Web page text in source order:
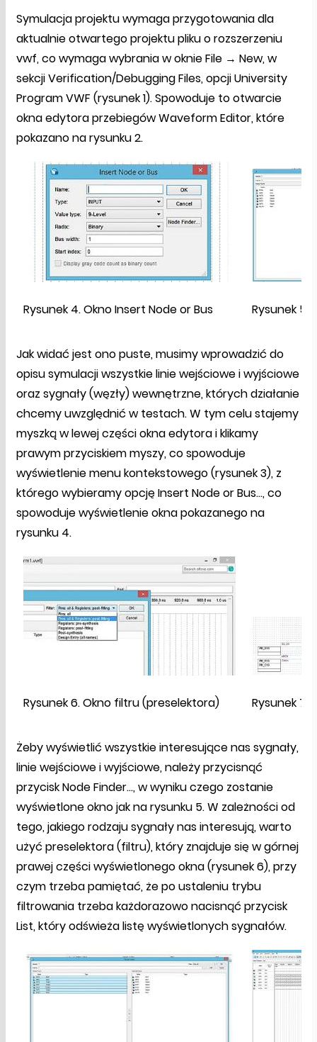
Symulacja projektu wymaga przygotowania dla
aktualnie otwartego projektu pliku o rozszerzeniu
vwf, co wymaga wybrania w oknie File → New, w
sekcji Verification/Debugging Files, opcji University
Program VWF (rysunek 1). Spowoduje to otwarcie
okna edytora przebiegów Waveform Editor, które
pokazano na rysunku 2.
Rysunek 4. Okno Insert Node or Bus Rysunek 5.
Jak widać jest ono puste, musimy wprowadzić do
opisu symulacji wszystkie linie wejściowe i wyjściowe
oraz sygnały (węzły) wewnętrzne, których działanie
chcemy uwzględnić w testach. W tym celu stajemy
myszką w lewej części okna edytora i klikamy
prawym przyciskiem myszy, co spowoduje
wyświetlenie menu kontekstowego (rysunek 3), z
którego wybieramy opcję Insert Node or Bus..., co
spowoduje wyświetlenie okna pokazanego na
rysunku 4.
Rysunek 6. Okno filtru (preselektora) Rysunek 7.
Żeby wyświetlić wszystkie interesujące nas sygnały,
linie wejściowe i wyjściowe, należy przycisnąć
przycisk Node Finder..., w wyniku czego zostanie
wyświetlone okno jak na rysunku 5. W zależności od
tego, jakiego rodzaju sygnały nas interesują, warto
użyć preselektora (filtru), który znajduje się w górnej
prawej części wyświetlonego okna (rysunek 6), przy
czym trzeba pamiętać, że po ustaleniu trybu
filtrowania trzeba każdorazowo nacisnąć przycisk
List, który odświeża listę wyświetlonych sygnałów.